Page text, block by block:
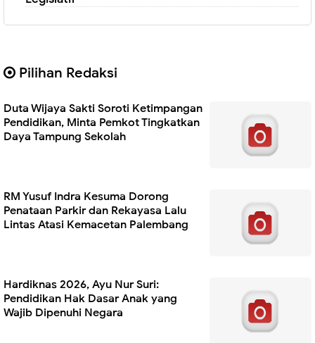
Pilihan Redaksi
Duta Wijaya Sakti Soroti Ketimpangan
Pendidikan, Minta Pemkot Tingkatkan
Daya Tampung Sekolah
RM Yusuf Indra Kesuma Dorong
Penataan Parkir dan Rekayasa Lalu
Lintas Atasi Kemacetan Palembang
Hardiknas 2026, Ayu Nur Suri:
Pendidikan Hak Dasar Anak yang
Wajib Dipenuhi Negara